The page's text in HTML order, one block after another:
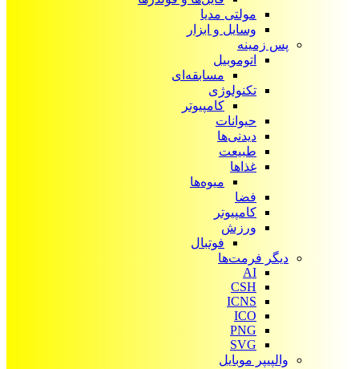
مولتی مدیا
وسایل و ابزار
پس زمینه
اتوموبیل
مسابقه‌ای
تکنولوژی
کامپیوتر
حیوانات
دیدنی‌ها
طبیعت
غذاها
میوه‌ها
فضا
کامپیوتر
ورزش
فوتبال
دیگر فرمت‌ها
AI
CSH
ICNS
ICO
PNG
SVG
والپیپر موبایل